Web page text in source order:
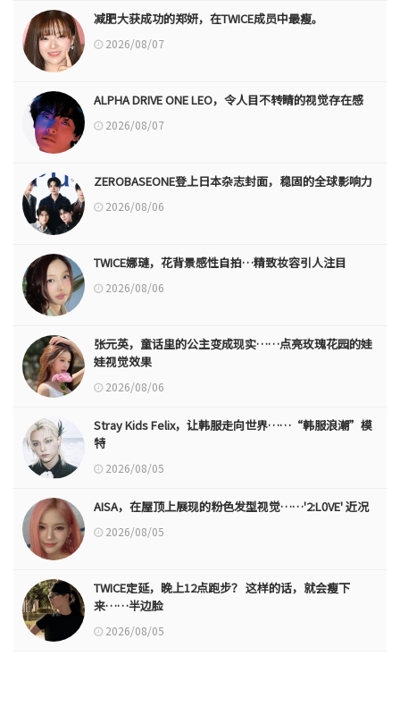
减肥大获成功的郑妍，在TWICE成员中最瘦。
2026/08/07
ALPHA DRIVE ONE LEO，令人目不转睛的视觉存在感
2026/08/07
ZEROBASEONE登上日本杂志封面，稳固的全球影响力
2026/08/06
TWICE娜璉，花背景感性自拍…精致妆容引人注目
2026/08/06
张元英，童话里的公主变成现实……点亮玫瑰花园的娃
娃视觉效果
2026/08/06
Stray Kids Felix，让韩服走向世界……“韩服浪潮”模
特
2026/08/05
AISA，在屋顶上展现的粉色发型视觉……'2:L0VE' 近况
2026/08/05
TWICE定延，晚上12点跑步？ 这样的话，就会瘦下
来……半边脸
2026/08/05